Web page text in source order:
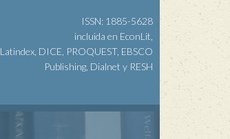
ISSN: 1885-5628
incluida en EconLit,
Latindex, DICE, PROQUEST, EBSCO
Publishing, Dialnet y RESH